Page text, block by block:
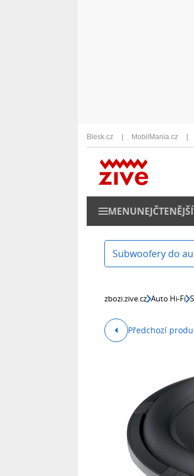
Blesk.cz MobilMania.cz
MENUNEJČTENĚJŠÍ
Subwoofery do
zbozi.zive.cz Auto Hi-Fi
Předchozí